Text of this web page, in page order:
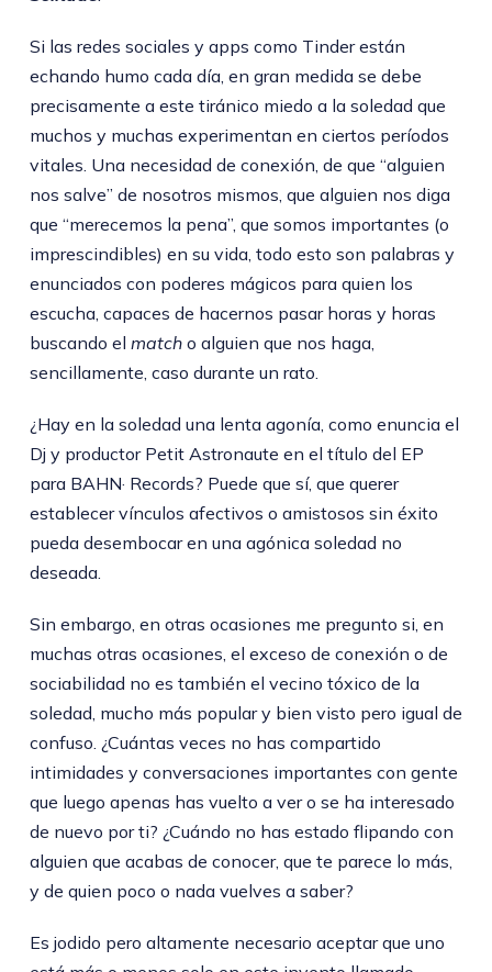
Si las redes sociales y apps como Tinder están
echando humo cada día, en gran medida se debe
precisamente a este tiránico miedo a la soledad que
muchos y muchas experimentan en ciertos períodos
vitales. Una necesidad de conexión, de que “alguien
nos salve” de nosotros mismos, que alguien nos diga
que “merecemos la pena”, que somos importantes (o
imprescindibles) en su vida, todo esto son palabras y
enunciados con poderes mágicos para quien los
escucha, capaces de hacernos pasar horas y horas
buscando el matcho alguien que nos haga,
sencillamente, caso durante un rato.
¿Hay en la soledad una lenta agonía, como enuncia el
Dj y productor Petit Astronaute en el título del EP
para BAHN· Records? Puede que sí, que querer
establecer vínculos afectivos o amistosos sin éxito
pueda desembocar en una agónica soledad no
deseada.
Sin embargo, en otras ocasiones me pregunto si, en
muchas otras ocasiones, el exceso de conexión o de
sociabilidad no es también el vecino tóxico de la
soledad, mucho más popular y bien visto pero igual de
confuso. ¿Cuántas veces no has compartido
intimidades y conversaciones importantes con gente
que luego apenas has vuelto a ver o se ha interesado
de nuevo por ti? ¿Cuándo no has estado flipando con
alguien que acabas de conocer, que te parece lo más,
y de quien poco o nada vuelves a saber?
Es jodido pero altamente necesario aceptar que uno